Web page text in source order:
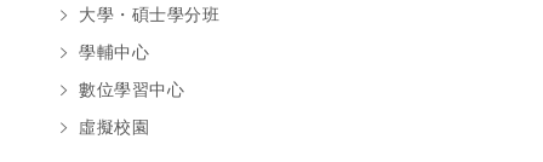
大學・碩士學分班
學輔中心
數位學習中心
虛擬校園